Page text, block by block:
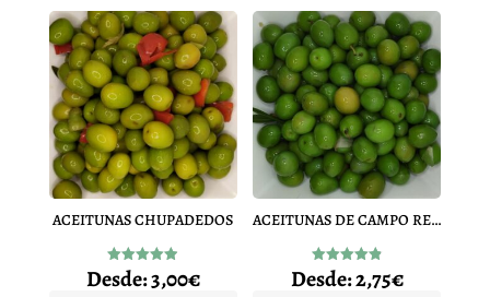
variantes.
Las
opciones
se
pueden
elegir
en
la
de
variantes.
Las
opciones
se
pueden
elegir
en
la
de
ACEITUNAS CHUPADEDOS
Valorado
con
Desde:3,00€
ACEITUNAS DE CAMPO REAL
Valorado
con
Desde:2,75€